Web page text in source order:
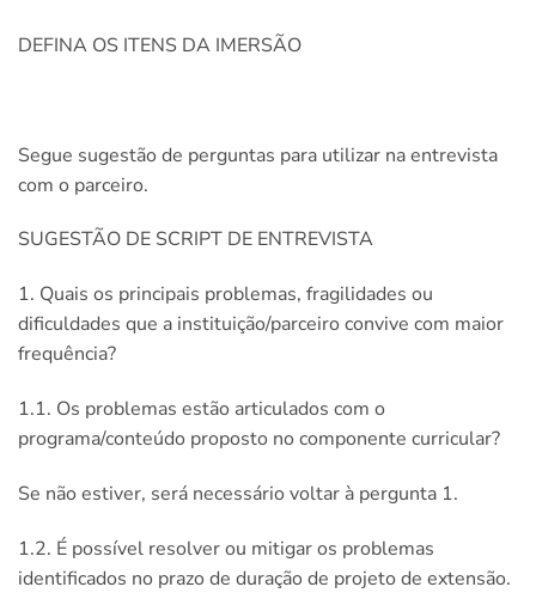
DEFINA OS ITENS DA IMERSÃO
Segue sugestão de perguntas para utilizar na entrevista
com o parceiro.
SUGESTÃO DE SCRIPT DE ENTREVISTA
1. Quais os principais problemas, fragilidades ou
dificuldades que a instituição/parceiro convive com maior
frequência?
1.1. Os problemas estão articulados com o
programa/conteúdo proposto no componente curricular?
Se não estiver, será necessário voltar à pergunta 1.
1.2. É possível resolver ou mitigar os problemas
identificados no prazo de duração de projeto de extensão.